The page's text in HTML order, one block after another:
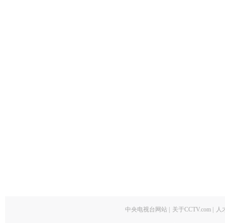
中央电视台网站 关于CCTV.com 人